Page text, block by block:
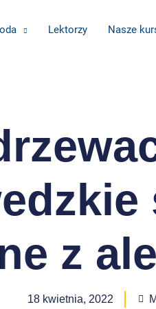
Lektorzy Nasze
z
18 kwietnia, 2022